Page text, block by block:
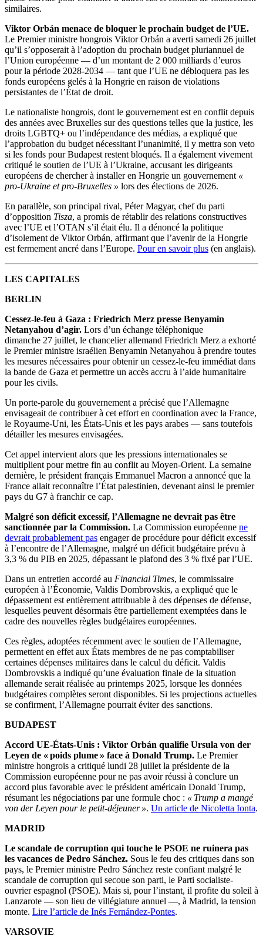
similaires.
Viktor Orbán menace de bloquer le prochain budget de l’UE.
Le Premier ministre hongrois Viktor Orbán a averti samedi 26 juillet
qu’il s’opposerait à l’adoption du prochain budget pluriannuel de
l’Union européenne — d’un montant de 2 000 milliards d’euros
pour la période 2028-2034 — tant que l’UE ne débloquera pas les
fonds européens gelés à la Hongrie en raison de violations
persistantes de l’État de droit.
Le nationaliste hongrois, dont le gouvernement est en conflit depuis
des années avec Bruxelles sur des questions telles que la justice, les
droits LGBTQ+ ou l’indépendance des médias, a expliqué que
l’approbation du budget nécessitant l’unanimité, il y mettra son veto
si les fonds pour Budapest restent bloqués. Il a également vivement
critiqué le soutien de l’UE à l’Ukraine, accusant les dirigeants
européens de chercher à installer en Hongrie un gouvernement «
pro-Ukraine et pro-Bruxelles » lors des élections de 2026.
En parallèle, son principal rival, Péter Magyar, chef du parti
d’opposition Tisza, a promis de rétablir des relations constructives
avec l’UE et l’OTAN s’il était élu. Il a dénoncé la politique
d’isolement de Viktor Orbán, affirmant que l’avenir de la Hongrie
est fermement ancré dans l’Europe. Pour en savoir plus (en anglais).
LES CAPITALES
BERLIN
Cessez-le-feu à Gaza : Friedrich Merz presse Benyamin
Netanyahou d’agir. Lors d’un échange téléphonique
dimanche 27 juillet, le chancelier allemand Friedrich Merz a exhorté
le Premier ministre israélien Benyamin Netanyahou à prendre toutes
les mesures nécessaires pour obtenir un cessez-le-feu immédiat dans
la bande de Gaza et permettre un accès accru à l’aide humanitaire
pour les civils.
Un porte-parole du gouvernement a précisé que l’Allemagne
envisageait de contribuer à cet effort en coordination avec la France,
le Royaume-Uni, les États-Unis et les pays arabes — sans toutefois
détailler les mesures envisagées.
Cet appel intervient alors que les pressions internationales se
multiplient pour mettre fin au conflit au Moyen-Orient. La semaine
dernière, le président français Emmanuel Macron a annoncé que la
France allait reconnaître l’État palestinien, devenant ainsi le premier
pays du G7 à franchir ce cap.
Malgré son déficit excessif, l’Allemagne ne devrait pas être
sanctionnée par la Commission. La Commission européenne ne
devrait probablement pas engager de procédure pour déficit excessif
à l’encontre de l’Allemagne, malgré un déficit budgétaire prévu à
3,3 % du PIB en 2025, dépassant le plafond des 3 % fixé par l’UE.
Dans un entretien accordé au Financial Times, le commissaire
européen à l’Économie, Valdis Dombrovskis, a expliqué que le
dépassement est entièrement attribuable à des dépenses de défense,
lesquelles peuvent désormais être partiellement exemptées dans le
cadre des nouvelles règles budgétaires européennes.
Ces règles, adoptées récemment avec le soutien de l’Allemagne,
permettent en effet aux États membres de ne pas comptabiliser
certaines dépenses militaires dans le calcul du déficit. Valdis
Dombrovskis a indiqué qu’une évaluation finale de la situation
allemande serait réalisée au printemps 2025, lorsque les données
budgétaires complètes seront disponibles. Si les projections actuelles
se confirment, l’Allemagne pourrait éviter des sanctions.
BUDAPEST
Accord UE-États-Unis : Viktor Orbán qualifie Ursula von der
Leyen de « poids plume » face à Donald Trump. Le Premier
ministre hongrois a critiqué lundi 28 juillet la présidente de la
Commission européenne pour ne pas avoir réussi à conclure un
accord plus favorable avec le président américain Donald Trump,
résumant les négociations par une formule choc : « Trump a mangé
von der Leyen pour le petit-déjeuner ». Un article de Nicoletta Ionta.
MADRID
Le scandale de corruption qui touche le PSOE ne ruinera pas
les vacances de Pedro Sánchez. Sous le feu des critiques dans son
pays, le Premier ministre Pedro Sánchez reste confiant malgré le
scandale de corruption qui secoue son parti, le Parti socialiste-
ouvrier espagnol (PSOE). Mais si, pour l’instant, il profite du soleil à
Lanzarote — son lieu de villégiature annuel —, à Madrid, la tension
monte. Lire l’article de Inés Fernández-Pontes.
VARSOVIE